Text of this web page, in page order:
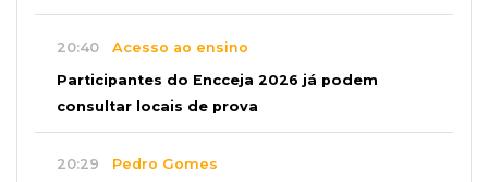
20:40 Acesso ao ensino
Participantes do Encceja 2026 já podem
consultar locais de prova
20:29 Pedro Gomes